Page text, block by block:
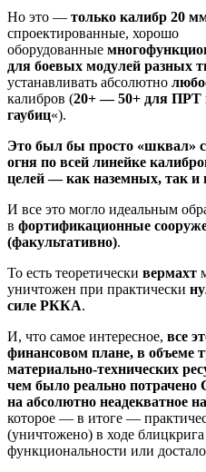
Но это — только калибр 20
спроектированные, хорошо
оборудованные
для боевых модулей разных
устанавливать абсолютно
калибров (20+ — 50+ для ПРТ
гаубиц«).
Это был бы просто «шквал»
огня по всей линейке
целей — как наземных, так и
И все это могло идеальным
в фортификационные
(факультативно).
То есть теоретически вермахт
уничтожен при практически
силе РККА.
И, что самое интересное, все
финансовом плане, в объеме
материально-технических
чем было реально
на абсолютно неадекватное
которое — в итоге —
(уничтожено) в ходе
функциональности или